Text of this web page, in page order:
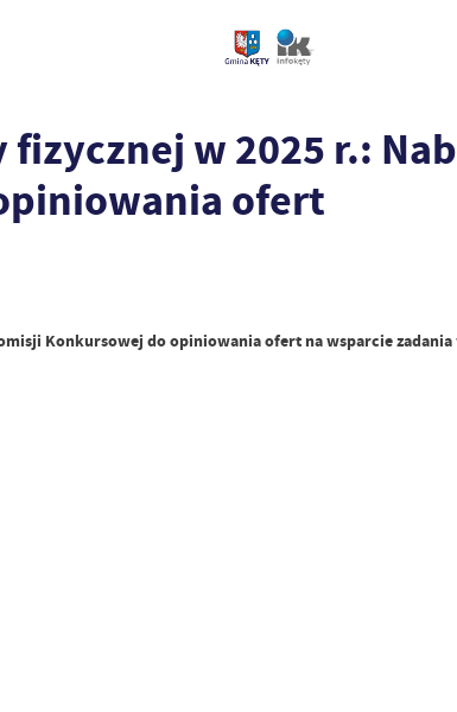
w 2025 r.:
ofert
Konkursowej do opiniowania ofert na wsparcie